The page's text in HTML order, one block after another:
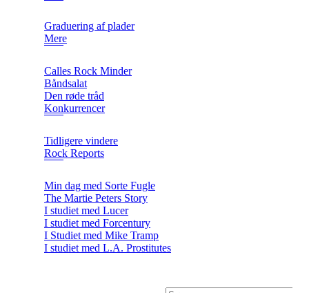
Graduering af plader
Mere
Calles Rock Minder
Båndsalat
Den røde tråd
Konkurrencer
Tidligere vindere
Rock Reports
Min dag med Sorte Fugle
The Martie Peters Story
I studiet med Lucer
I studiet med Forcentury
I Studiet med Mike Tramp
I studiet med L.A. Prostitutes